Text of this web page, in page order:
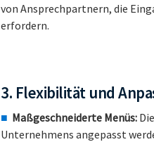
von Ansprechpartnern, die
erfordern.
3. Flexibilität und
Maßgeschneiderte Menüs:
Unternehmens angepasst